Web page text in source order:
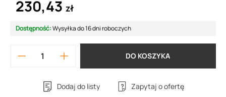
230,43 zł
Dostępność:Wysyłka do 16 dni roboczych
DO KOSZYKA
Dodaj do listy Zapytaj o ofertę